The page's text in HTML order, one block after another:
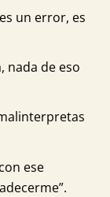
un error, es
nada de eso
ese